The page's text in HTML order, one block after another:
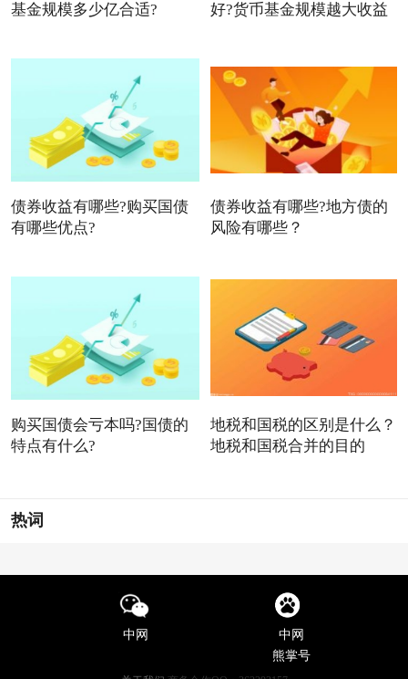
基金规模多少亿合适?
好?货币基金规模越大收益
债券收益有哪些?购买国债
有哪些优点?
债券收益有哪些?地方债的
风险有哪些？
购买国债会亏本吗?国债的
特点有什么?
地税和国税的区别是什么？
地税和国税合并的目的
热词
中网
中网
熊掌号